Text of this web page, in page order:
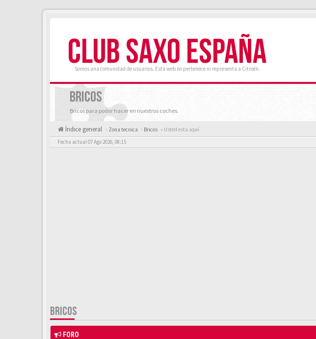
CLUB SAXO ESPAÑA
Somos una comunidad de usuarios. Esta web no pertenece ni representa a Citroën.
BRICOS
Bricos para poder hacer en nuestros coches.
Índice general Zona tecnica Bricos « Usted esta aquí
Fecha actual 07 Ago 2026, 08:15
BRICOS
FORO